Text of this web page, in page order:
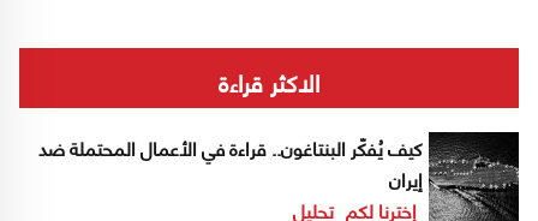
الاكثر قراءة
كيف يُفكّر البنتاغون.. قراءة في الأعمال المحتملة ضد
إيران
إخترنا لكم تحليل